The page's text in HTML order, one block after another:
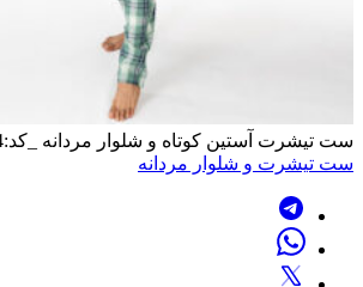
ست تیشرت آستین کوتاه و شلوار مردانه _کد:2224
ست تیشرت و شلوار مردانه